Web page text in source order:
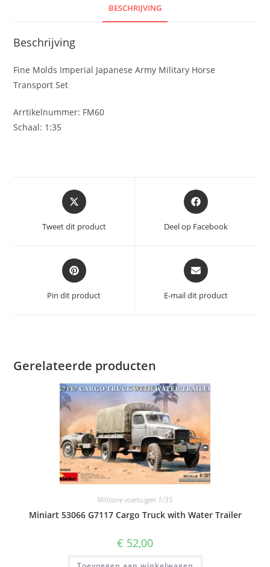
BESCHRIJVING
Beschrijving
Fine Molds Imperial Japanese Army Military Horse
Transport Set
Arrtikelnummer: FM60
Schaal: 1:35
Opent
in
een
nieuw
Tweet dit product
Opent
in
nieuw
Deel op Facebook
Opent
in
een
nieuw
Pin dit product
Opent
in
een
nieuw
E-mail dit product
Gerelateerde producten
Militaire voertuigen 1/35
Miniart 53066 G7117 Cargo Truck with Water Trailer
€ 52,00